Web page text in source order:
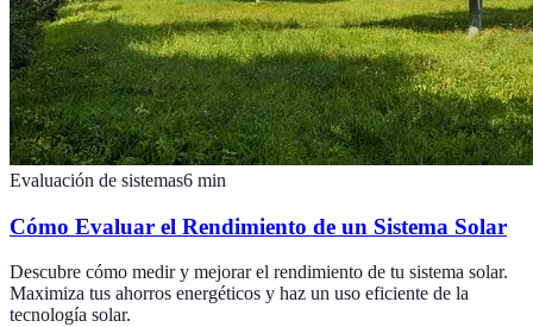
Evaluación de sistemas6 min
Cómo Evaluar el Rendimiento de un Sistema Solar
Descubre cómo medir y mejorar el rendimiento de tu sistema solar.
Maximiza tus ahorros energéticos y haz un uso eficiente de la
tecnología solar.